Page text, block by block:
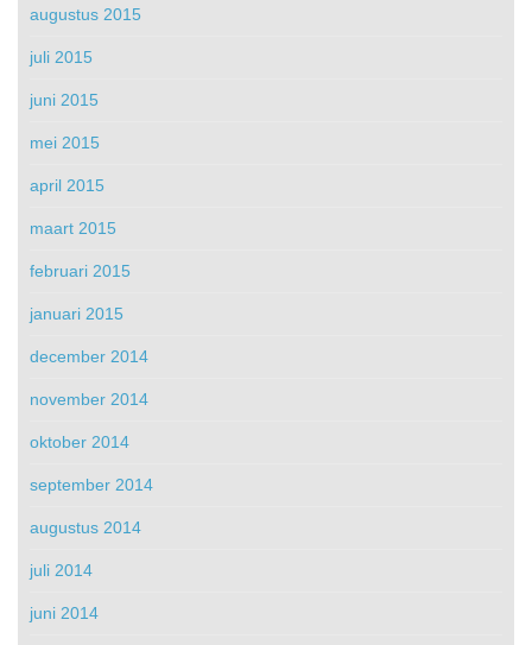
augustus 2015
juli 2015
juni 2015
mei 2015
april 2015
maart 2015
februari 2015
januari 2015
december 2014
november 2014
oktober 2014
september 2014
augustus 2014
juli 2014
juni 2014